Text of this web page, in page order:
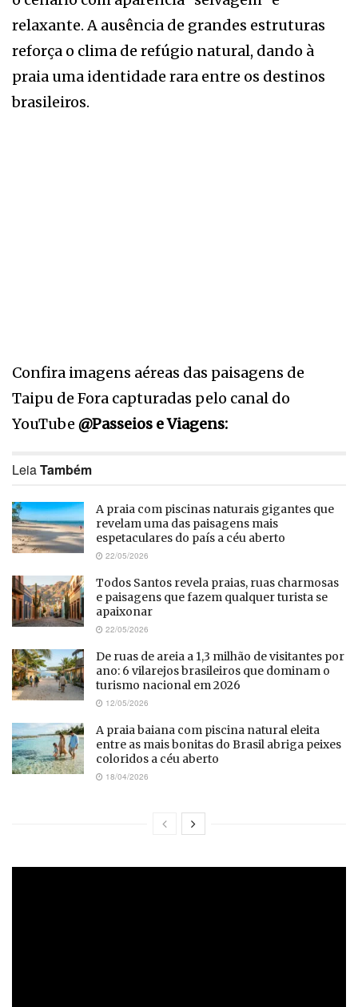
relaxante. A ausência de grandes estruturas
reforça o clima de refúgio natural, dando à
praia uma identidade rara entre os destinos
brasileiros.
Confira imagens aéreas das paisagens de
Taipu de Fora capturadas pelo canal do
YouTube @Passeios e Viagens:
LeiaTambém
A praia com piscinas naturais gigantes que
revelam uma das paisagens mais
espetaculares do país a céu aberto
22/05/2026
Todos Santos revela praias, ruas charmosas
e paisagens que fazem qualquer turista se
apaixonar
22/05/2026
De ruas de areia a 1,3 milhão de visitantes por
ano: 6 vilarejos brasileiros que dominam o
turismo nacional em 2026
12/05/2026
A praia baiana com piscina natural eleita
entre as mais bonitas do Brasil abriga peixes
coloridos a céu aberto
18/04/2026